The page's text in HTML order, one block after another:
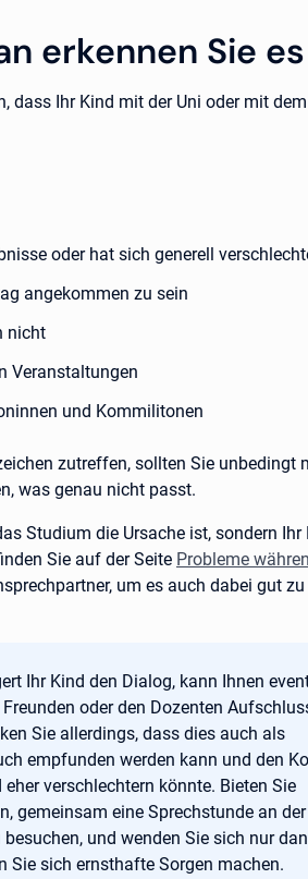
erkennen Sie es
dass Ihr Kind mit der Uni oder mit
oder hat sich generell
angekommen zu sein
nicht
Veranstaltungen
und Kommilitonen
zutreffen, sollten Sie unbedingt
was genau nicht passt.
Studium die Ursache ist, sondern Ihr
Sie auf der Seite Probleme
um es auch dabei gut zu
Ihr Kind den Dialog, kann Ihnen
oder den Dozenten
Sie allerdings, dass dies auch als
empfunden werden kann und den
verschlechtern könnte. Bieten Sie
gemeinsam eine Sprechstunde an der
und wenden Sie sich nur
Sie sich ernsthafte Sorgen machen.